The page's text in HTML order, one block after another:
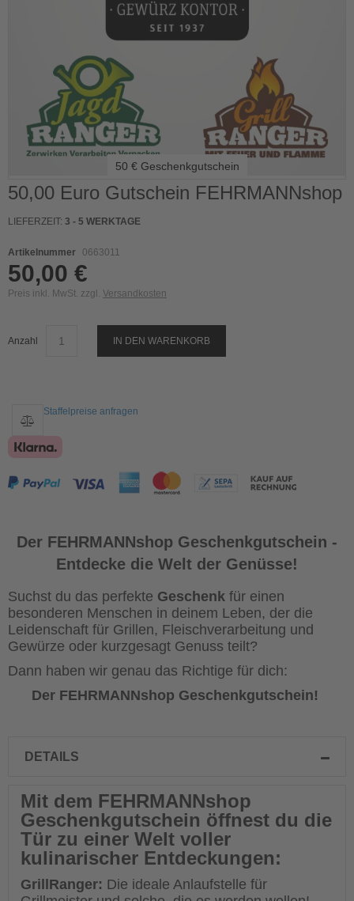
50,00 Euro Gutschein FEHRMANNshop
LIEFERZEIT: 3 - 5 WERKTAGE
Artikelnummer 0663011
50,00 €
Preis inkl. MwSt. zzgl. Versandkosten
Anzahl IN DEN WARENKORB
Staffelpreise anfragen
Der FEHRMANNshop Geschenkgutschein -
Entdecke die Welt der Genüsse!
Suchst du das perfekte Geschenk für einen
besonderen Menschen in deinem Leben, der die
Leidenschaft für Grillen, Fleischverarbeitung und
Gewürze oder kurzgesagt Genuss teilt?
Dann haben wir genau das Richtige für dich:
Der FEHRMANNshop Geschenkgutschein!
50 € Geschenkgutschein
Skip
to
the
of
images
gallery
DETAILS
Mit dem FEHRMANNshop
Geschenkgutschein öffnest du die
Tür zu einer Welt voller
kulinarischer Entdeckungen:
GrillRanger: Die ideale Anlaufstelle für